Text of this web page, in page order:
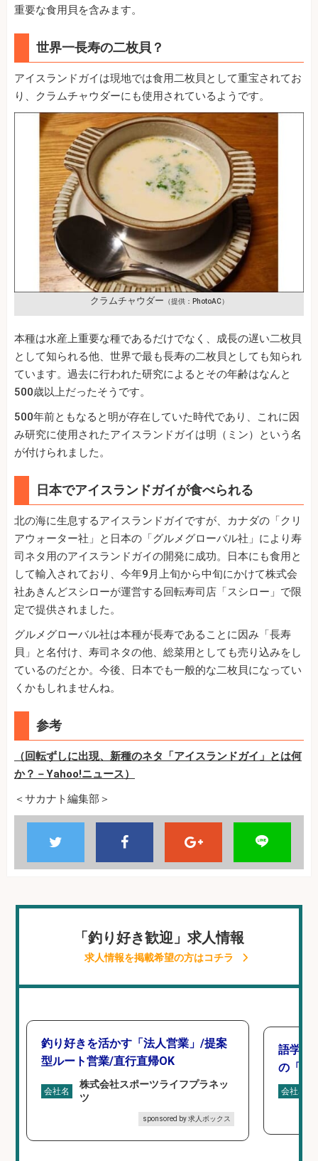
重要な食用貝を含みます。
世界一長寿の二枚貝？
アイスランドガイは現地では食用二枚貝として重宝されてお
り、クラムチャウダーにも使用されているようです。
クラムチャウダー （提供：PhotoAC）
本種は水産上重要な種であるだけでなく、成長の遅い二枚貝
として知られる他、世界で最も長寿の二枚貝としても知られ
ています。過去に行われた研究によるとその年齢はなんと
500歳以上だったそうです。
500年前ともなると明が存在していた時代であり、これに因
み研究に使用されたアイスランドガイは明（ミン）という名
が付けられました。
日本でアイスランドガイが食べられる
北の海に生息するアイスランドガイですが、カナダの「クリ
アウォーター社」と日本の「グルメグローバル社」により寿
司ネタ用のアイスランドガイの開発に成功。日本にも食用と
して輸入されており、今年9月上旬から中旬にかけて株式会
社あきんどスシローが運営する回転寿司店「スシロー」で限
定で提供されました。
グルメグローバル社は本種が長寿であることに因み「長寿
貝」と名付け、寿司ネタの他、総菜用としても売り込みをし
ているのだとか。今後、日本でも一般的な二枚貝になってい
くかもしれませんね。
参考
（回転ずしに出現、新種のネタ「アイスランドガイ」とは何
か？－Yahoo!ニュース）
＜サカナト編集部＞
「釣り好き歓迎」求人情報
求人情報を掲載希望の方はコチラ
釣り好きを活かす「法人営業」/提案
型ルート営業/直行直帰OK
会社名
株式会社スポーツライフプラネッ
ツ
sponsored by 求人ボックス
語学力
の「海
会社名